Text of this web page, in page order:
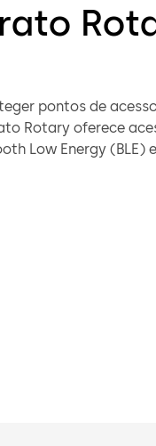
pontos de
Rotary oferece
Low Energy (BLE)